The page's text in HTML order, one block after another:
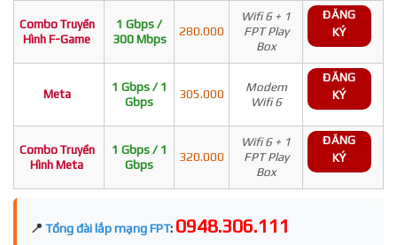
Combo Truyền
Hình F-Game
1 Gbps /
300 Mbps
280.000
Wifi 6 + 1
FPT Play
Box
ĐĂNG
KÝ
Meta
1 Gbps / 1
Gbps
305.000
Modem
Wifi 6
ĐĂNG
KÝ
Combo Truyền
Hình Meta
1 Gbps / 1
Gbps
320.000
Wifi 6 + 1
FPT Play
Box
ĐĂNG
KÝ
📍 Tổng đài lắp mạng FPT: 0948.306.111